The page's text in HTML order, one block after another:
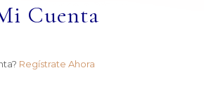
Cuenta
Regístrate Ahora